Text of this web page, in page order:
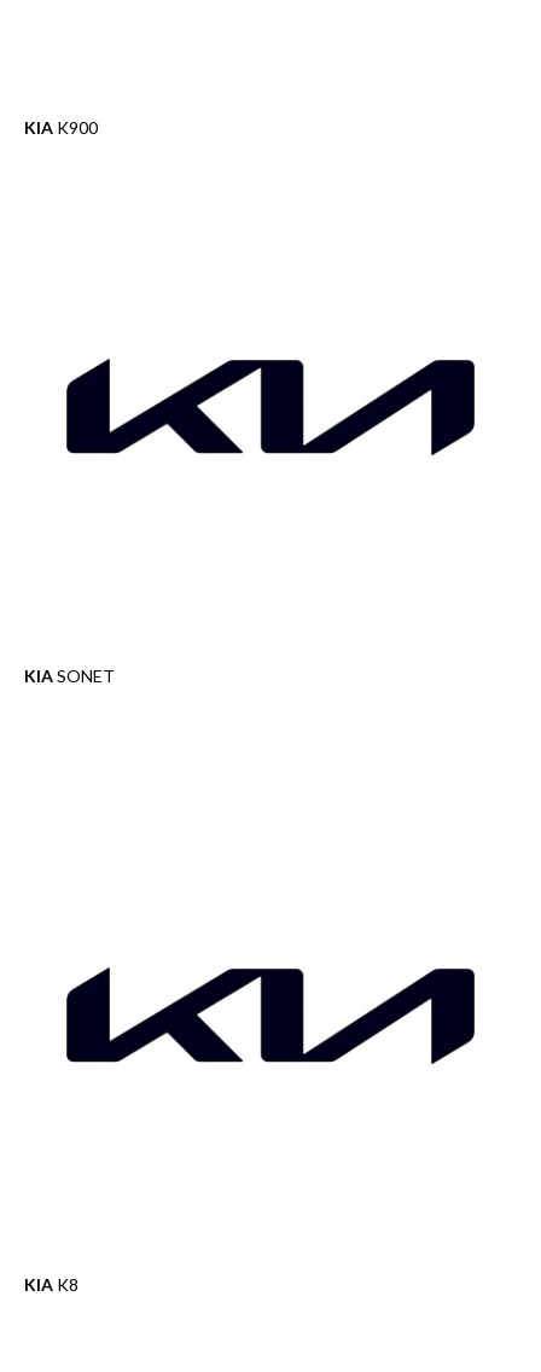
KIA K900
KIASONET
KIA K8